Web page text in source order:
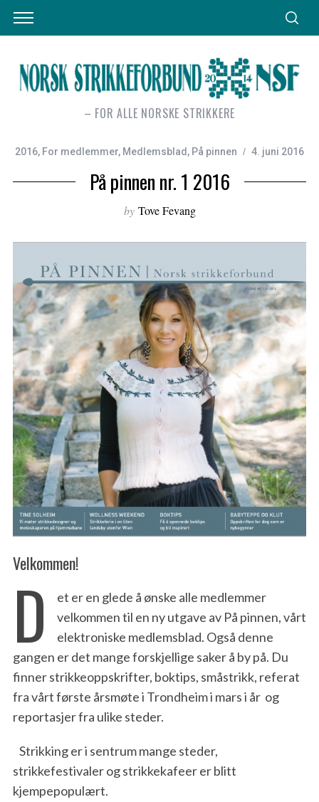
– FOR ALLE NORSKE STRIKKERE
2016, For medlemmer, Medlemsblad , På pinnen 4. juni 2016
På pinnen nr. 1 2016
by Tove Fevang
Velkommen!
D
et er en glede å ønske alle medlemmer
velkommen til en ny utgave av På pinnen, vårt
elektroniske medlemsblad. Også denne
gangen er det mange forskjellige saker å by på. Du
finner strikkeoppskrifter, boktips, småstrikk, referat
fra vårt første årsmøte i Trondheim i mars i år og
reportasjer fra ulike steder.
Strikking er i sentrum mange steder,
strikkefestivaler og strikkekafeer er blitt
kjempepopulært.